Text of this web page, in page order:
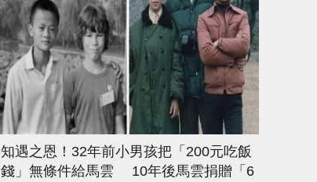
知遇之恩！32年前小男孩把「200元吃飯
錢」無條件給馬雲 10年後馬雲捐贈「6